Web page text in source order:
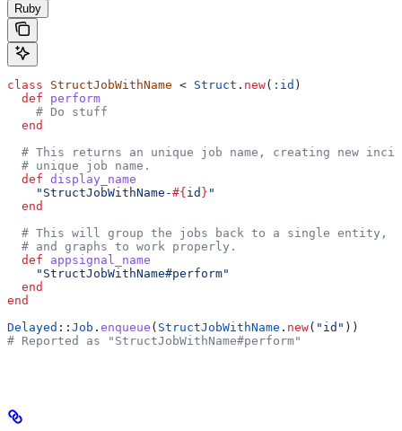
Ruby
class StructJobWithName < Struct . new( :id )
  def
perform
    # Do stuff
  end
# This returns an unique job name, creating new
  # unique job name.
  def
display_name
    "StructJobWithName-
#{id } "
  end
# This will group the jobs back to a single entity,
  # and graphs to work properly.
  def
appsignal_name
    "StructJobWithName#perform"
  end
end
Delayed :: Job . enqueue ( StructJobWithName . new( "id" ))
# Reported as "StructJobWithName#perform"